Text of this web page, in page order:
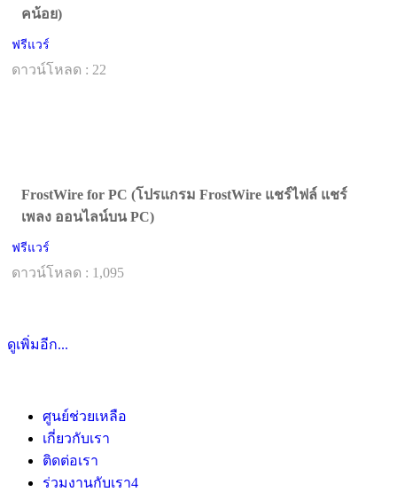
คน้อย)
ฟรีแวร์
ดาวน์โหลด : 22
FrostWire for PC (โปรแกรม FrostWire แชร์ไฟล์ แชร์
เพลง ออนไลน์บน PC)
ฟรีแวร์
ดาวน์โหลด : 1,095
ดูเพิ่มอีก...
ศูนย์ช่วยเหลือ
เกี่ยวกับเรา
ติดต่อเรา
ร่วมงานกับเรา4